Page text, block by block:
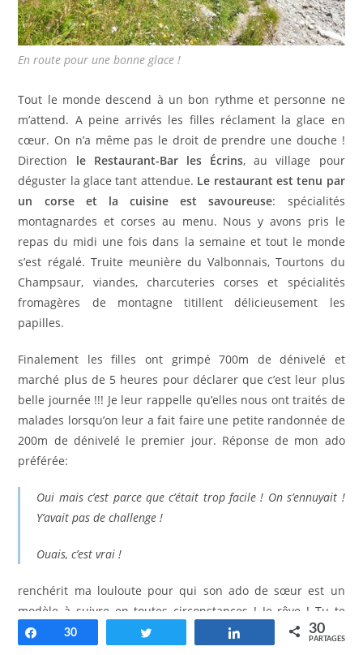
En route pour une bonne glace !
Tout le monde descend à un bon rythme et personne ne
m’attend. A peine arrivés les filles réclament la glace en
cœur. On n’a même pas le droit de prendre une douche !
Direction le Restaurant-Bar les Écrins, au village pour
déguster la glace tant attendue. Le restaurant est tenu par
un corse et la cuisine est savoureuse: spécialités
montagnardes et corses au menu. Nous y avons pris le
repas du midi une fois dans la semaine et tout le monde
s’est régalé. Truite meunière du Valbonnais, Tourtons du
Champsaur, viandes, charcuteries corses et spécialités
fromagères de montagne titillent délicieusement les
papilles.
Finalement les filles ont grimpé 700m de dénivelé et
marché plus de 5 heures pour déclarer que c’est leur plus
belle journée !!! Je leur rappelle qu’elles nous ont traités de
malades lorsqu’on leur a fait faire une petite randonnée de
200m de dénivelé le premier jour. Réponse de mon ado
préférée:
Oui mais c’est parce que c’était trop facile ! On s’ennuyait !
Y’avait pas de challenge !
Ouais, c’est vrai !
renchérit ma louloute pour qui son ado de sœur est un
modèle à suivre en toutes circonstances ! Je rêve ! Tu te
décarcasses pour trouver une balade soft, histoire de ne
Partagez
30 Partagez 30
PARTAGES